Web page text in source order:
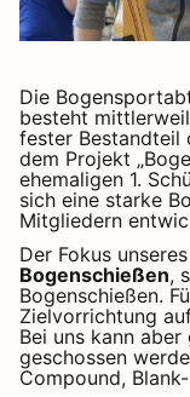
Die
besteht
fester Bestandteil
dem Projekt
ehemaligen 1.
sich eine starke
Mitgliedern
Der Fokus
Bogenschießen,
Bogenschießen.
Zielvorrichtung
Bei uns kann
geschossen
Compound,